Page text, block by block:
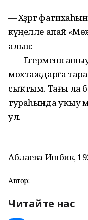
— Хәҙрәт
күңелле апай
алып:
— Егерменән
мохтаждарға
сыҡтым. Тағы ла
тураһында уҡыу
ул.
Аблаева Ишбикә,
Автор:
Читайте нас